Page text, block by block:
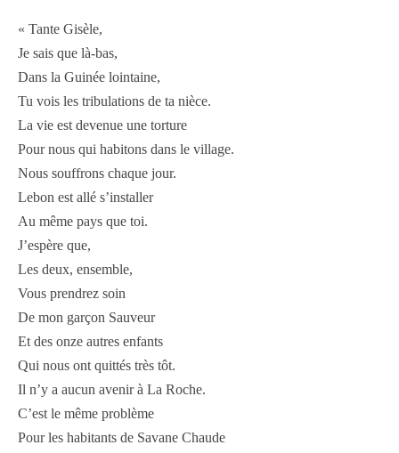
« Tante Gisèle,
Je sais que là-bas,
Dans la Guinée lointaine,
Tu vois les tribulations de ta nièce.
La vie est devenue une torture
Pour nous qui habitons dans le village.
Nous souffrons chaque jour.
Lebon est allé s’installer
Au même pays que toi.
J’espère que,
Les deux, ensemble,
Vous prendrez soin
De mon garçon Sauveur
Et des onze autres enfants
Qui nous ont quittés très tôt.
Il n’y a aucun avenir à La Roche.
C’est le même problème
Pour les habitants de Savane Chaude